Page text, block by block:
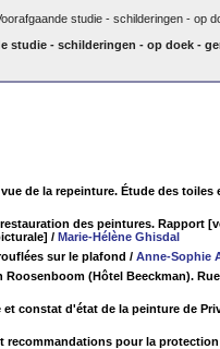
studie - schilderingen - op
studie - schilderingen - op doek -
de la repeinture. Étude des toiles
des peintures. Rapport
/ Marie-Hélène Ghisdal
sur le plafond / Anne-Sophie
(Hôtel Beeckman). Rue
constat d'état de la peinture de
recommandations pour la